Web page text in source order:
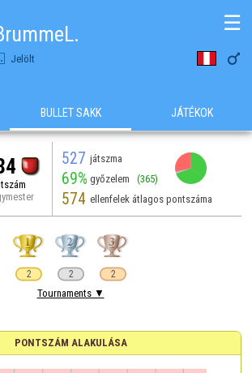
Jelölt 
☰
BULLET SAKK JÁTÉKOK
527 játszma
69% győzelem (365)
574 ellenfelek átlagos pontszáma
2 2 2
Tournaments ▼
PONTSZÁM ALAKULÁSA